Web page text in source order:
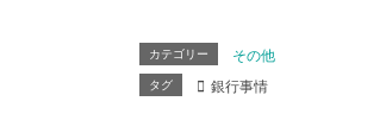
カテゴリー その他
タグ 銀行事情